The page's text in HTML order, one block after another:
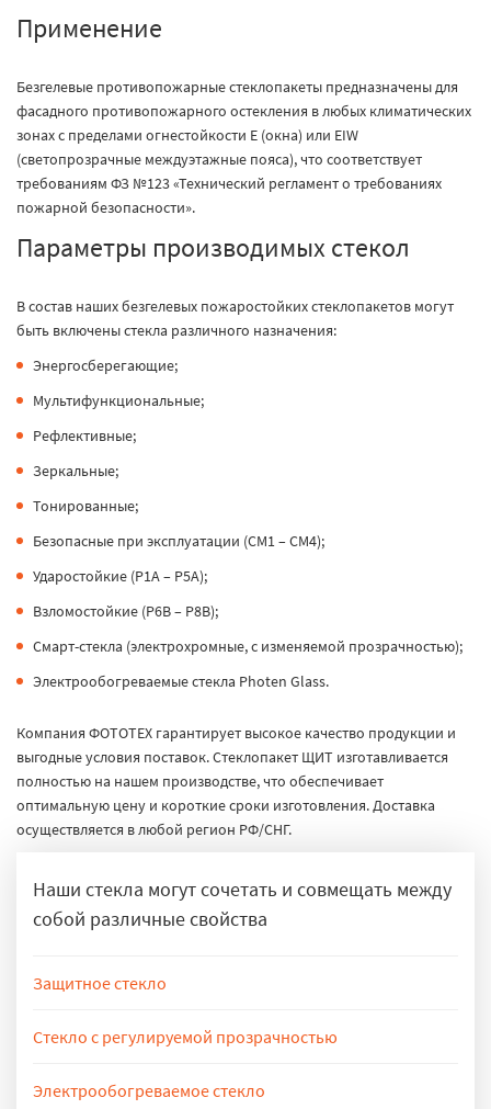
Наши стекла могут сочетать и совмещать между
собой различные свойства
Защитное стекло
помещения. Классы ударостойкости, взломостойкости и пулестойкости
подтверждаются различными испытаниями. Подробнее
Стекло с регулируемой прозрачностью
(электрохромное стекло) за нескольких секунд может стать либо
полностью матовым (непрозрачным), либо наоборот – полностью
Электрообогреваемое стекло
Применение
Безгелевые противопожарные стеклопакеты предназначены для
фасадного противопожарного остекления в любых климатических
зонах с пределами огнестойкости Е (окна) или EIW
(светопрозрачные междуэтажные пояса), что соответствует
требованиям ФЗ №123 «Технический регламент о требованиях
пожарной безопасности».
Параметры производимых стекол
В состав наших безгелевых пожаростойких стеклопакетов могут
быть включены стекла различного назначения:
Энергосберегающие;
Мультифункциональные;
Рефлективные;
Зеркальные;
Тонированные;
Безопасные при эксплуатации (СМ1 – СМ4);
Ударостойкие (Р1А – Р5А);
Взломостойкие (Р6В – Р8В);
Смарт-стекла (электрохромные, с изменяемой прозрачностью);
Электрообогреваемые стекла Photen Glass.
Компания ФОТОТЕХ гарантирует высокое качество продукции и
выгодные условия поставок. Стеклопакет ЩИТ изготавливается
полностью на нашем производстве, что обеспечивает
оптимальную цену и короткие сроки изготовления. Доставка
осуществляется в любой регион РФ/СНГ.